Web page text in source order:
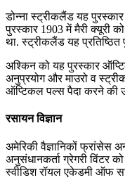
डोन्ना स्ट्रीकलैंड यह
पुरस्कार 1903 में मैरी क्यूरी को
था. स्ट्रीकलैंड यह प्रतिष्ठित
अश्किन को यह पुरस्कार
अनुप्रयोग और माउरो व
ऑप्टिकल पल्स पैदा करने की
रसायन विज्ञान
अमेरिकी वैज्ञानिकों फ्रांसेस
अनुसंधानकर्ता ग्रेगरी विंटर
स्वीडिश रॉयल एकेडमी ऑफ